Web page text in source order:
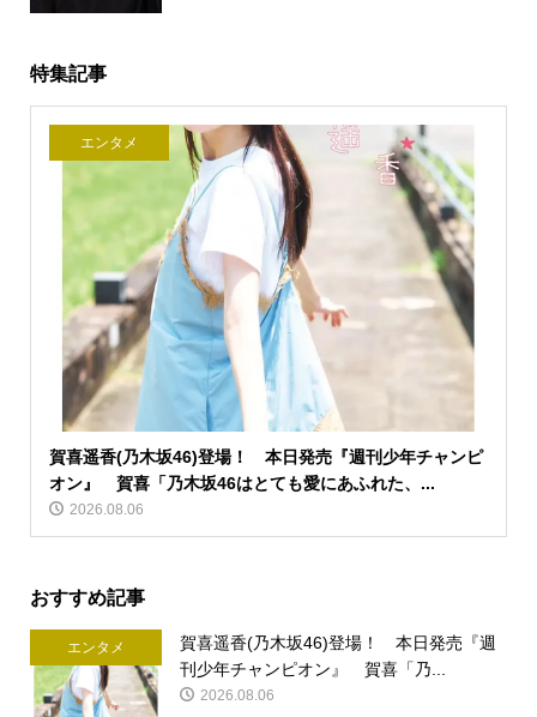
特集記事
エンタメ
賀喜遥香(乃木坂46)登場！ 本日発売『週刊少年チャンピ
オン』 賀喜「乃木坂46はとても愛にあふれた、...
2026.08.06
おすすめ記事
エンタメ
賀喜遥香(乃木坂46)登場！ 本日発売『週
刊少年チャンピオン』 賀喜「乃...
2026.08.06